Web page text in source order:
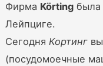
Фирма Körtingбыла
Лейпциге.
Сегодня Кортинг
(посудомоечные